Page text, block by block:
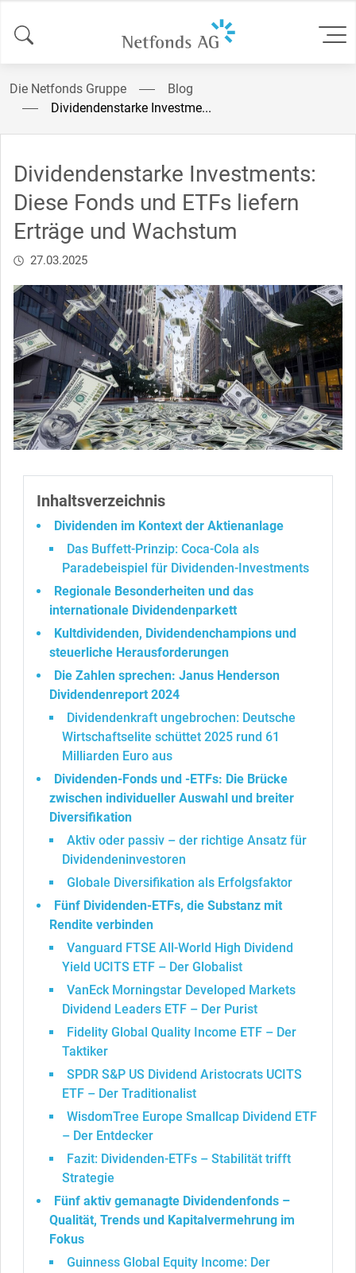
Die Netfonds Gruppe
Blog
Dividendenstarke Investme...
Dividendenstarke Investments:
Diese Fonds und ETFs liefern
Erträge und Wachstum
27.03.2025
Inhaltsverzeichnis
Dividenden im Kontext der Aktienanlage
Das Buffett-Prinzip: Coca-Cola als
Paradebeispiel für Dividenden-Investments
Regionale Besonderheiten und das
internationale Dividendenparkett
Kultdividenden, Dividendenchampions und
steuerliche Herausforderungen
Die Zahlen sprechen: Janus Henderson
Dividendenreport 2024
Dividendenkraft ungebrochen: Deutsche
Wirtschaftselite schüttet 2025 rund 61
Milliarden Euro aus
Dividenden-Fonds und -ETFs: Die Brücke
zwischen individueller Auswahl und breiter
Diversifikation
Aktiv oder passiv – der richtige Ansatz für
Dividendeninvestoren
Globale Diversifikation als Erfolgsfaktor
Fünf Dividenden-ETFs, die Substanz mit
Rendite verbinden
Vanguard FTSE All-World High Dividend
Yield UCITS ETF – Der Globalist
VanEck Morningstar Developed Markets
Dividend Leaders ETF – Der Purist
Fidelity Global Quality Income ETF – Der
Taktiker
SPDR S&P US Dividend Aristocrats UCITS
ETF – Der Traditionalist
WisdomTree Europe Smallcap Dividend ETF
– Der Entdecker
Fazit: Dividenden-ETFs – Stabilität trifft
Strategie
Fünf aktiv gemanagte Dividendenfonds –
Qualität, Trends und Kapitalvermehrung im
Fokus
Guinness Global Equity Income: Der